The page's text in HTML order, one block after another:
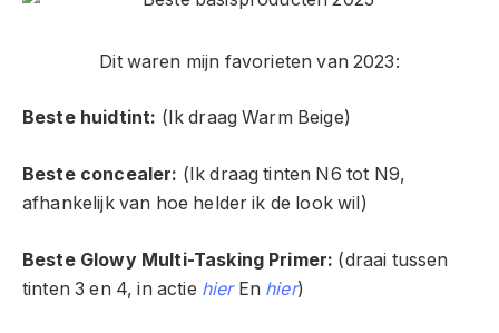
Dit waren mijn favorieten van 2023:
Beste huidtint: (Ik draag Warm Beige)
Beste concealer: (Ik draag tinten N6 tot N9,
afhankelijk van hoe helder ik de look wil)
Beste Glowy Multi-Tasking Primer: (draai tussen
tinten 3 en 4, in actie hierEn hier)